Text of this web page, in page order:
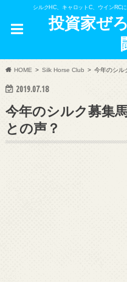
シルクHC、キャロットC、ウインRC
投資家ぜ
HOME Silk Horse Club 今年のシル
2019.07.18
今年のシルク募集
との声？